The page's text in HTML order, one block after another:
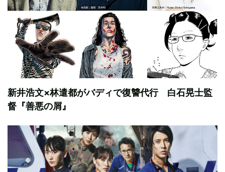
新井浩文×林遣都がバディで復讐代行 白石晃士監
督『善悪の屑』